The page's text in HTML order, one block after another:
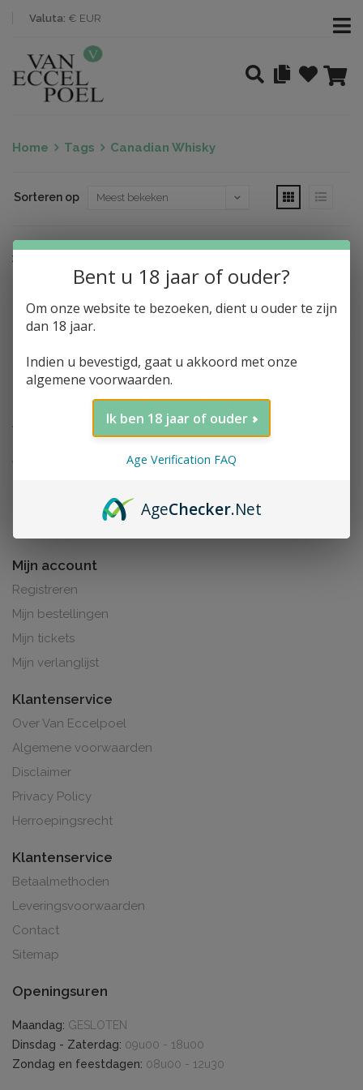
Valuta: € EUR
Home Tags Canadian Whisky
Sorteren op
Nothing found
Mijn account
Registreren
Mijn bestellingen
Mijn tickets
Mijn verlanglijst
Klantenservice
Over Van Eccelpoel
Algemene voorwaarden
Disclaimer
Privacy Policy
Herroepingsrecht
Klantenservice
Betaalmethoden
Leveringsvoorwaarden
Contact
Sitemap
Openingsuren
Maandag: GESLOTEN
Dinsdag - Zaterdag: 09u00 - 18u00
Zondag en feestdagen: 08u00 - 12u30
Bent u 18 jaar of ouder?
Om onze website te bezoeken, dient u ouder te zijn
dan 18 jaar.
Indien u bevestigd, gaat u akkoord met onze
algemene voorwaarden.
Ik ben 18 jaar of ouder
Age Verification FAQ
AgeChecker.Net